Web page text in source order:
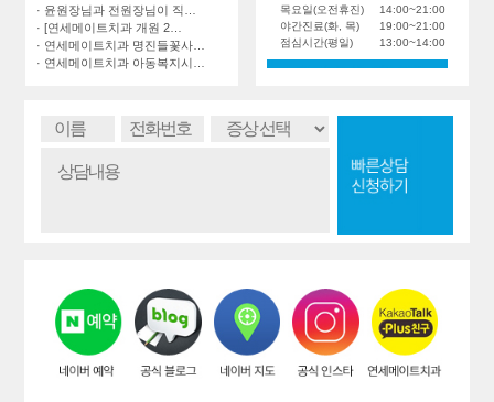
· 윤원장님과 전원장님이 직…
· [연세메이트치과 개원 2…
· 연세메이트치과 명진들꽃사…
· 연세메이트치과 아동복지시…
목요일(오전휴진)
야간진료(화, 목)
점심시간(평일)
14:00~21:00
19:00~21:00
13:00~14:00